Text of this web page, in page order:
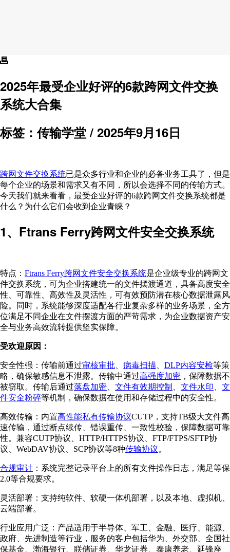
2025年最受企业好评的6款跨网文件交换
系统大合集
标签：传输学堂 / 2025年9月16日
跨网文件交换系统已是众多行业和企业的必备业务工具了，但是
每个企业的场景和需求又有不同，所以会选择不同的传输方式。
今天我们就来看看，最受企业好评的6款跨网文件交换系统都是
什么？为什么它们会收到企业青睐？
1、Ftrans Ferry跨网文件安全交换系统
特点： Ftrans Ferry跨网文件安全交换系统是企业级专业的跨网文
件交换系统，可为企业搭建统一的文件摆渡通道，具备高度安全
性、可靠性、高效性及灵活性，可有效预防潜在核心数据泄露风
险。同时，系统能够深度适配各行业复杂多样的业务场景，全方
位满足不同企业在文件摆渡方面的严苛需求，为企业数据资产安
全与业务高效流转提供坚实保障。
受欢迎原因：
安全性强：传输前通过审核审批 病毒扫描 DLP内容安检等策
略，确保敏感信息不泄露。传输中通过高强度加密 ，保障数据不
被窃取。传输后通过落盘加密 文件有效期控制 文件水印
文
件安全粉碎等机制，确保数据在使用和存储过程中的安全性。
高效传输：内置高性能私有传输协议CUTP，支持TB级大文件高
速传输，通过断点续传、错误重传、一致性校验，保障数据可靠
性。兼容CUTP协议、HTTP/HTTPS协议、FTP/FTPS/SFTP协
议、WebDAV协议、SCP协议等8种传输协议。
合规审计 ：系统完整记录平台上的所有文件操作日志，满足等保
2.0等合规要求。
灵活部署：支持纯软件、软硬一体机部署，以及本地、虚拟机、
云端部署。
行业应用广泛：产品适用于半导体、军工、金融、医疗、能源、
政府、先进制造等行业，服务的客户包括华为、外交部、全国社
保基金、渤海银行、联储证券、华龙证券、泰康养老、延锋座